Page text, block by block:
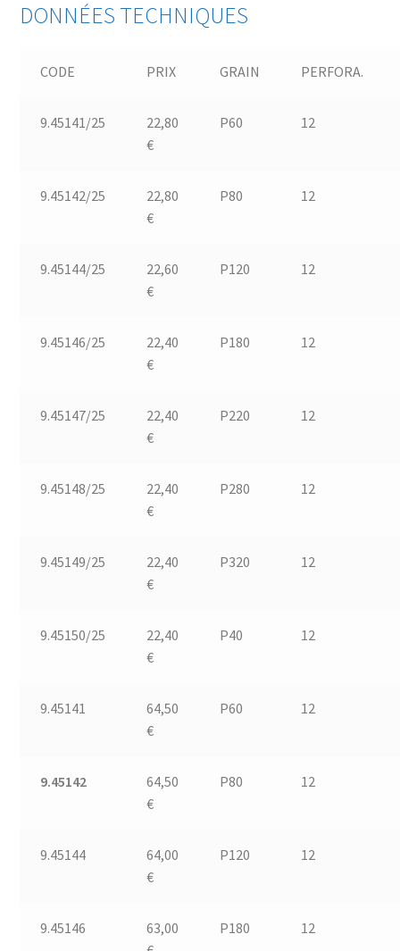
DONNÉES TECHNIQUES
CODE PRIX GRAIN PERFORA.
9.45141/25
22,80
€
P60 12
9.45142/25
22,80
€
P80 12
9.45144/25
22,60
€
P120 12
9.45146/25
22,40
€
P180 12
9.45147/25
22,40
€
P220 12
9.45148/25
22,40
€
P280 12
9.45149/25
22,40
€
P320 12
9.45150/25
22,40
€
P40 12
9.45141
64,50
€
P60 12
9.45142
64,50
€
P80 12
9.45144
64,00
€
P120 12
9.45146
63,00
P180 12